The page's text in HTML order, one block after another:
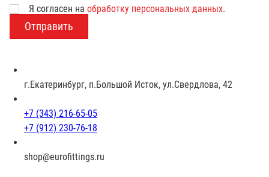
з
Я согласен на обработку персональных данных.
г.Екатеринбург, п.Большой Исток, ул.Свердлова, 42
+7 (343) 216-65-05
+7 (912) 230-76-18
shop@eurofittings.ru